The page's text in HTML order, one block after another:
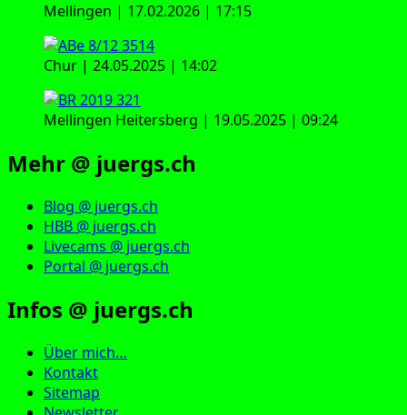
Mellingen | 17.02.2026 | 17:15
Chur | 24.05.2025 | 14:02
Mellingen Heitersberg | 19.05.2025 | 09:24
Mehr @ juergs.ch
Blog @ juergs.ch
HBB @ juergs.ch
Livecams @ juergs.ch
Portal @ juergs.ch
Infos @ juergs.ch
Über mich…
Kontakt
Sitemap